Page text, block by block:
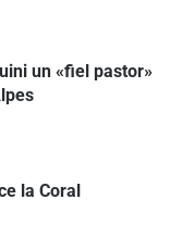
un «fiel pastor»
la Coral